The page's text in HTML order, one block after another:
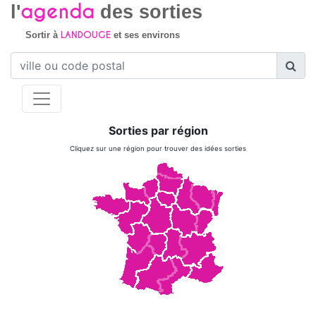
l'agenda des sorties
Sortir à LANDOUGEet ses environs
Sorties par région
Cliquez sur une région pour trouver des idées sorties